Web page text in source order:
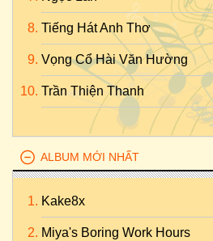
Tiếng Hát Anh Thơ
Vọng Cổ Hài Văn Hường
Trần Thiện Thanh
ALBUM MỚI NHẤT
Kake8x
Miya's Boring Work Hours